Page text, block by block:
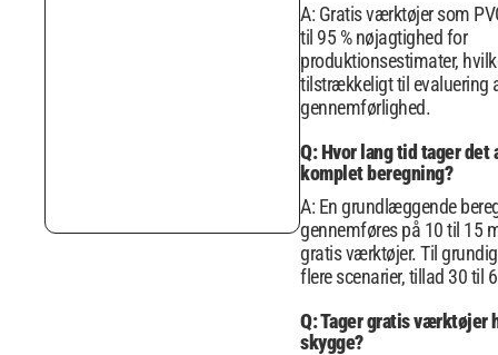
A: Gratis værktøjer som
til 95 % nøjagtighed for
produktionsestimater,
tilstrækkeligt til evaluering
gennemførlighed.
Q: Hvor lang tid tager det
komplet beregning?
A: En grundlæggende
gennemføres på 10 til 15
gratis værktøjer. Til
flere scenarier, tillad 30 til
Q: Tager gratis værktøjer
skygge?